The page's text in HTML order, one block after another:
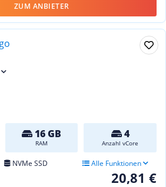
ZUM ANBIETER
16 GB
RAM
4
Anzahl vCore
NVMe SSD Alle Funktionen
20,81 €